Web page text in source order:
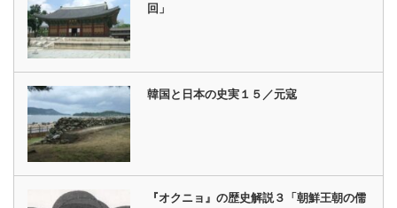
回」
韓国と日本の史実１５／元寇
『オクニョ』の歴史解説３「朝鮮王朝の儒